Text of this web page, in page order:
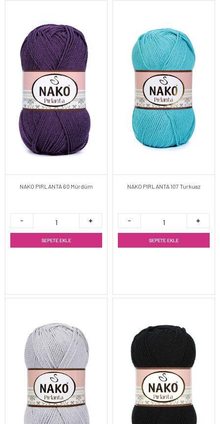
NAKO PIRLANTA 60 Mürdüm
SEPETE EKLE
NAKO PIRLANTA 107 Turkuaz
SEPETE EKLE